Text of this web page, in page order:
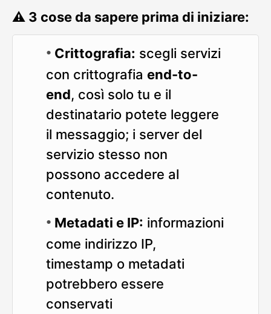
⚠️ 3 cose da sapere prima di iniziare:
Crittografia: scegli servizi
con crittografia end-to-
end, così solo tu e il
destinatario potete leggere
il messaggio; i server del
servizio stesso non
possono accedere al
contenuto.
Metadati e IP: informazioni
come indirizzo IP,
timestamp o metadati
potrebbero essere
conservati